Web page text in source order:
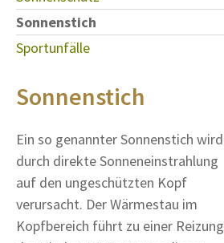
Sonnenstich
Sportunfälle
Sonnenstich
Ein so genannter Sonnenstich wird
durch direkte Sonneneinstrahlung
auf den ungeschützten Kopf
verursacht. Der Wärmestau im
Kopfbereich führt zu einer Reizung